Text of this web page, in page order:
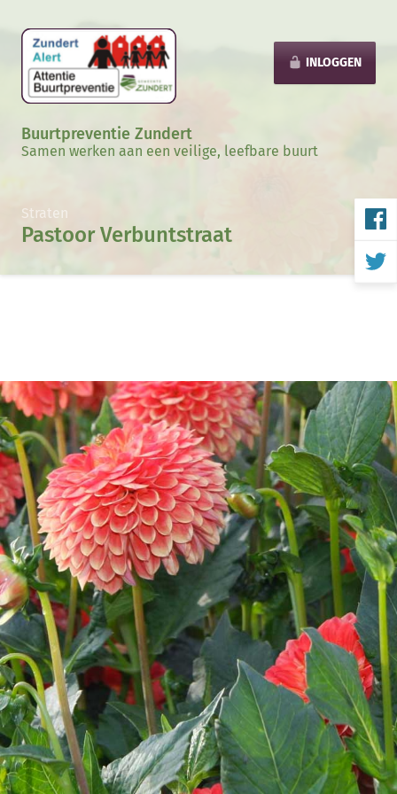
INLOGGEN
Buurtpreventie Zundert
Samen werken aan een veilige, leefbare buurt
Straten
Pastoor Verbuntstraat